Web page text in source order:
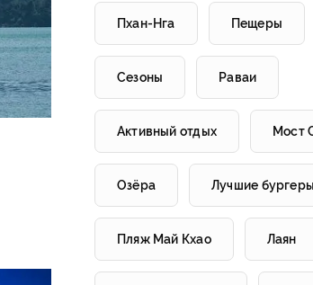
Пхан-Нга Пещеры
Сезоны Раваи
Активный отдых Мост
Озёра Лучшие бургеры
Пляж Май Кхао Лаян